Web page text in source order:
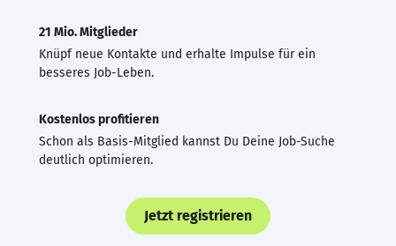
21 Mio. Mitglieder
Knüpf neue Kontakte und erhalte Impulse für ein
besseres Job-Leben.
Kostenlos profitieren
Schon als Basis-Mitglied kannst Du Deine Job-Suche
deutlich optimieren.
Jetzt registrieren